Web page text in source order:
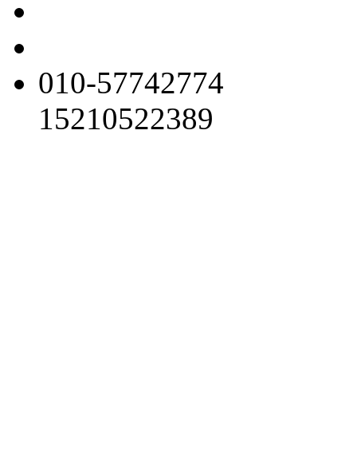
010-57742774
15210522389